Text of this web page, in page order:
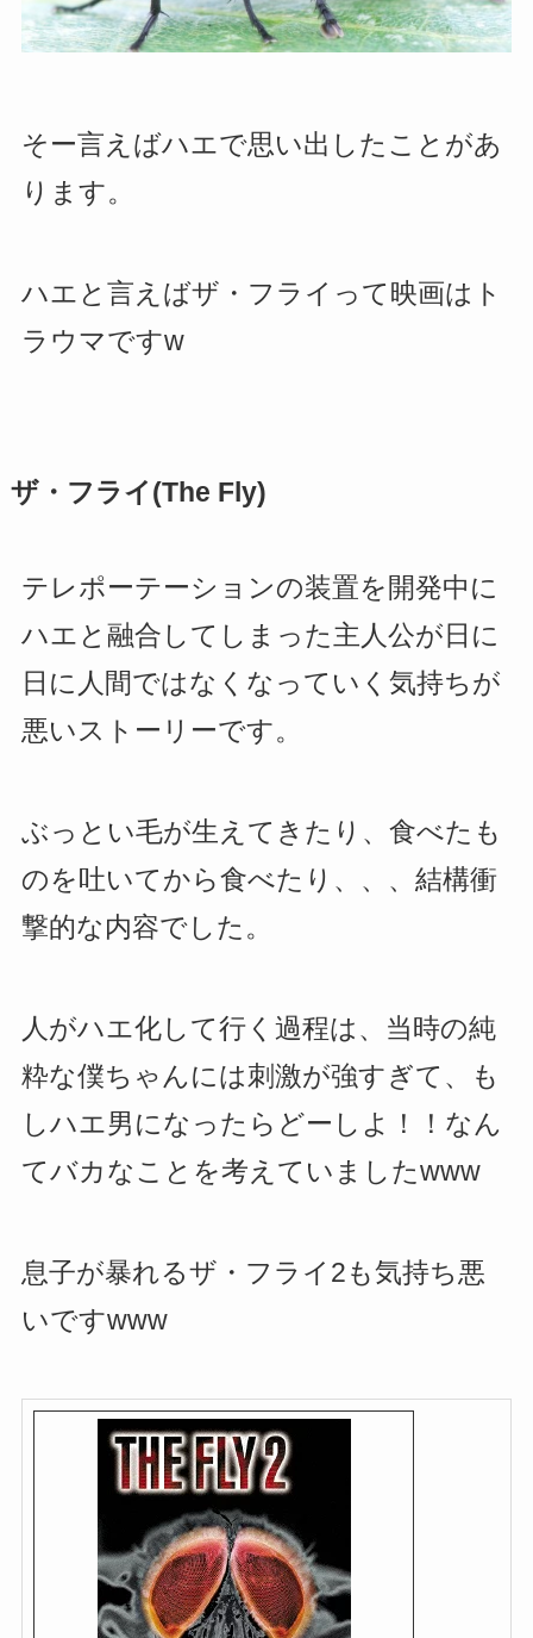
そー言えばハエで思い出したことがあ
ります。
ハエと言えばザ・フライって映画はト
ラウマですw
ザ・フライ(The Fly)
テレポーテーションの装置を開発中に
ハエと融合してしまった主人公が日に
日に人間ではなくなっていく気持ちが
悪いストーリーです。
ぶっとい毛が生えてきたり、食べたも
のを吐いてから食べたり、、、結構衝
撃的な内容でした。
人がハエ化して行く過程は、当時の純
粋な僕ちゃんには刺激が強すぎて、も
しハエ男になったらどーしよ！！なん
てバカなことを考えていましたwww
息子が暴れるザ・フライ2も気持ち悪
いですwww